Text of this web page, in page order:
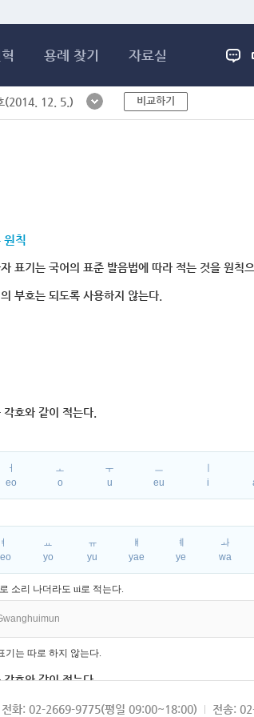
용례 찾기 자료실
(2014. 12. 5.) 비교하기
원칙
표기는 국어의 표준 발음법에 따라 적는 것을 원칙
부호는 되도록 사용하지 않는다.
각호와 같이 적는다.
ㅓ
eo
ㅗ
o
ㅜ
u
ㅡ
eu
i
ㅕ
ㅛ
yo
ㅠ
yu
ㅒ
yae
ㅖ
ye
ㅘ
wa
로 소리 나더라도 ui로 적는다.
기는 따로 하지 않는다.
각호와 같이 적는다.
전화: 02-2669-9775(평일 09:00~18:00) 전송: